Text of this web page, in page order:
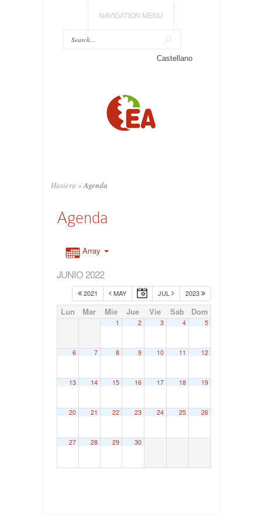
NAVIGATION MENU
Castellano
Hasiera » Agenda
Agenda
Array
JUNIO 2022
2021 MAY JUL 2023
Lun Mar Mie Jue Vie Sab Dom
1 2 3 4 5
6 7 8 9 10 11 12
13 14 15 16 17 18 19
20 21 22 23 24 25 26
27 28 29 30